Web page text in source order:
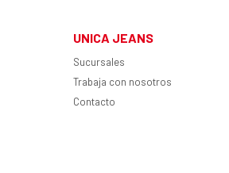
UNICA JEANS
Sucursales
Trabaja con nosotros
Contacto